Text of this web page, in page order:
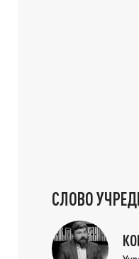
СЛОВО